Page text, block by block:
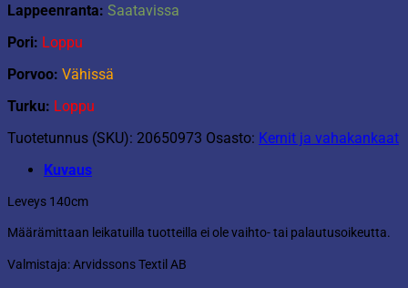
Lappeenranta: Saatavissa
Pori: Loppu
Porvoo: Vähissä
Turku: Loppu
Tuotetunnus (SKU): 20650973 Osasto: Kernit ja vahakankaat
Kuvaus
Leveys 140cm
Määrämittaan leikatuilla tuotteilla ei ole vaihto- tai palautusoikeutta.
Valmistaja: Arvidssons Textil AB